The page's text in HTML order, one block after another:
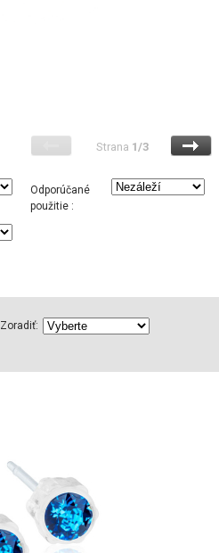
Strana 1/3
Odporúčané
použitie :
Zoradiť: